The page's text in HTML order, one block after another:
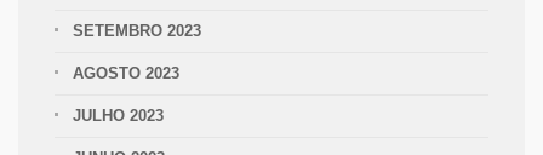
SETEMBRO 2023
AGOSTO 2023
JULHO 2023